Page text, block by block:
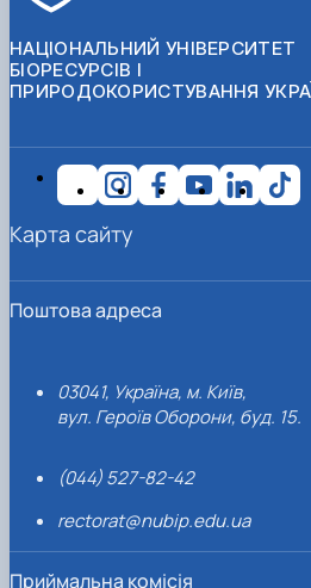
НАЦІОНАЛЬНИЙ УНІВЕРСИТЕТ
БІОРЕСУРСІВ І
ПРИРОДОКОРИСТУВАННЯ
Поштова адреса
03041, Україна, м. Київ,
вул. Героїв Оборони, буд. 15.
(044) 527-82-42
rectorat@nubip.edu.ua
Приймальна комісія
Карта сайту